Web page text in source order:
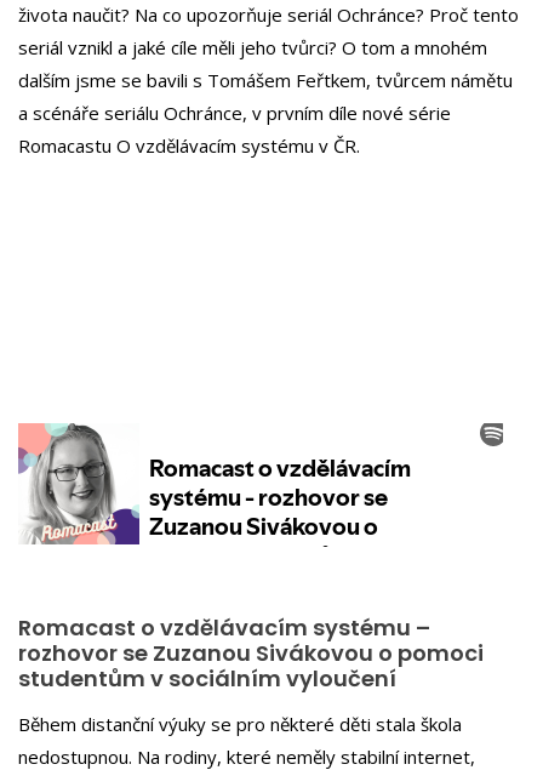
života naučit? Na co upozorňuje seriál Ochránce? Proč tento
seriál vznikl a jaké cíle měli jeho tvůrci? O tom a mnohém
dalším jsme se bavili s Tomášem Feřtkem, tvůrcem námětu
a scénáře seriálu Ochránce, v prvním díle nové série
Romacastu O vzdělávacím systému v ČR.
Romacast o vzdělávacím systému –
rozhovor se Zuzanou Sivákovou o pomoci
studentům v sociálním vyloučení
Během distanční výuky se pro některé děti stala škola
nedostupnou. Na rodiny, které neměly stabilní internet,